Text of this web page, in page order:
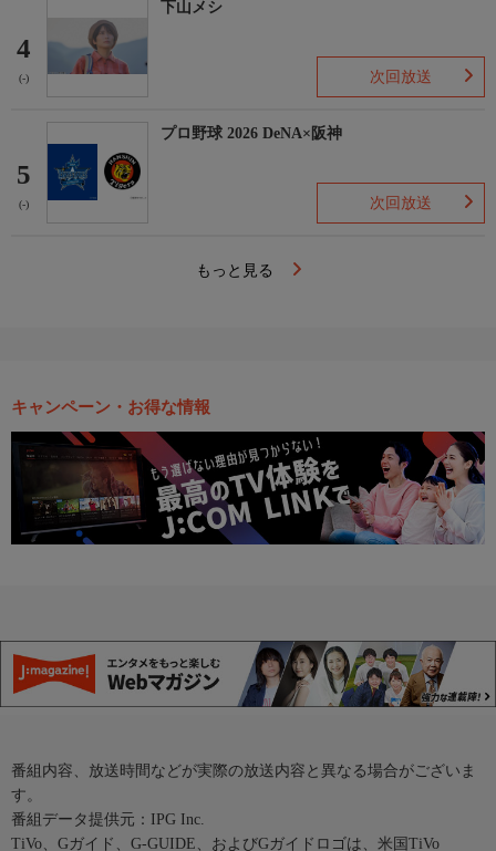
4
(-)
下山メシ
次回放送
5
(-)
プロ野球 2026 DeNA×阪神
次回放送
もっと見る
キャンペーン・お得な情報
番組内容、放送時間などが実際の放送内容と異なる場合がございま
す。
番組データ提供元：IPG Inc.
TiVo、Gガイド、G-GUIDE、およびGガイドロゴは、米国TiVo